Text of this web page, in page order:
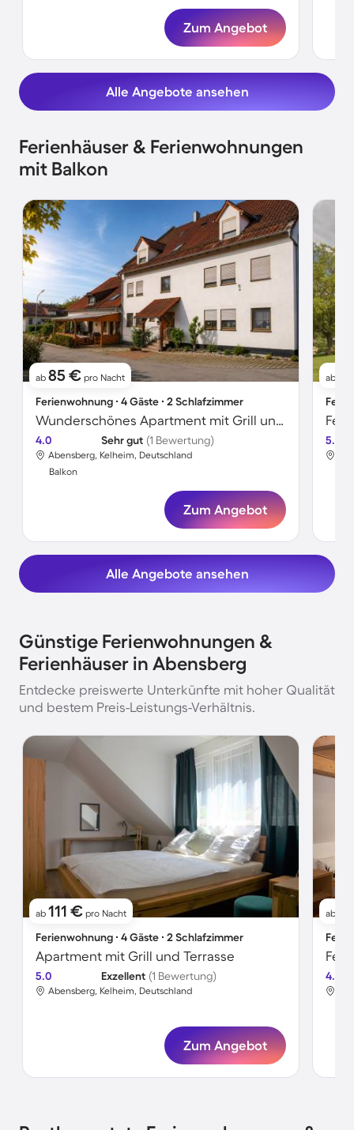
Zum Angebot
Alle Angebote ansehen
Ferienhäuser & Ferienwohnungen
mit Balkon
ab 85 € pro Nacht
Ferienwohnung ∙ 4 Gäste ∙ 2 Schlafzimmer
Wunderschönes Apartment mit Grill und Garten
4.0 Sehr gut (1 Bewertung)
Abensberg, Kelheim, Deutschland
Balkon
Zum Angebot
ab
5.0
Alle Angebote ansehen
Günstige Ferienwohnungen &
Ferienhäuser in Abensberg
Entdecke preiswerte Unterkünfte mit hoher Qualität
und bestem Preis-Leistungs-Verhältnis.
ab 111 € pro Nacht
Ferienwohnung ∙ 4 Gäste ∙ 2 Schlafzimmer
Apartment mit Grill und Terrasse
5.0 Exzellent (1 Bewertung)
Abensberg, Kelheim, Deutschland
Zum Angebot
ab
4.8